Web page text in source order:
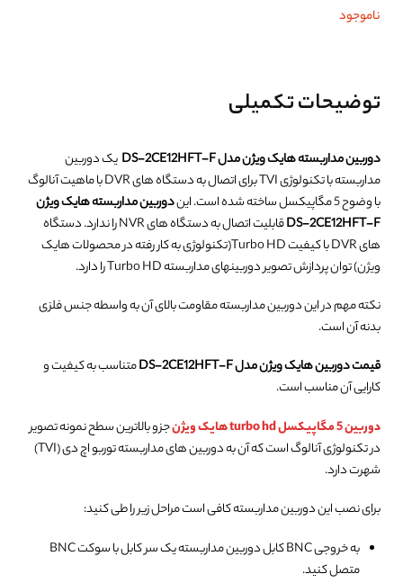
ناموجود
توضیحات تکمیلی
دوربین مداربسته هایک ویژن مدل DS-2CE12HFT-F
یک دوربین
مداربسته با تکنولوژی TVI برای اتصال به دستگاه های DVR با ماهیت آنالوگ
با وضوح 5 مگاپیکسل ساخته شده است. این
دوربین مداربسته هایک ویژن
DS-2CE12HFT-F
قابلیت اتصال به دستگاه های NVR را ندارد. دستگاه
های DVR با کیفیت Turbo HD(تکنولوژی به کار رفته در محصولات هایک
ویژن) توان پردازش تصویر دوربینهای مداربسته Turbo HD را دارد.
نکته مهم در این دوربین مداربسته مقاومت بالای آن به واسطه جنس فلزی
بدنه آن است.
قیمت دوربین هایک ویژن مدل DS-2CE12HFT-F
متناسب به کیفیت و
کارایی آن مناسب است.
دوربین 5 مگاپیکسل turbo hd هایک ویژن
جزو بالاترین سطح نمونه تصویر
در تکنولوژی آنالوگ است که آن به دوربین های مداربسته توربو اچ دی (TVI)
شهرت دارد.
برای نصب این دوربین مداربسته کافی است مراحل زیر را طی کنید:
به خروجی BNC کابل دوربین مداربسته یک سر کابل با سوکت BNC
متصل کنید.